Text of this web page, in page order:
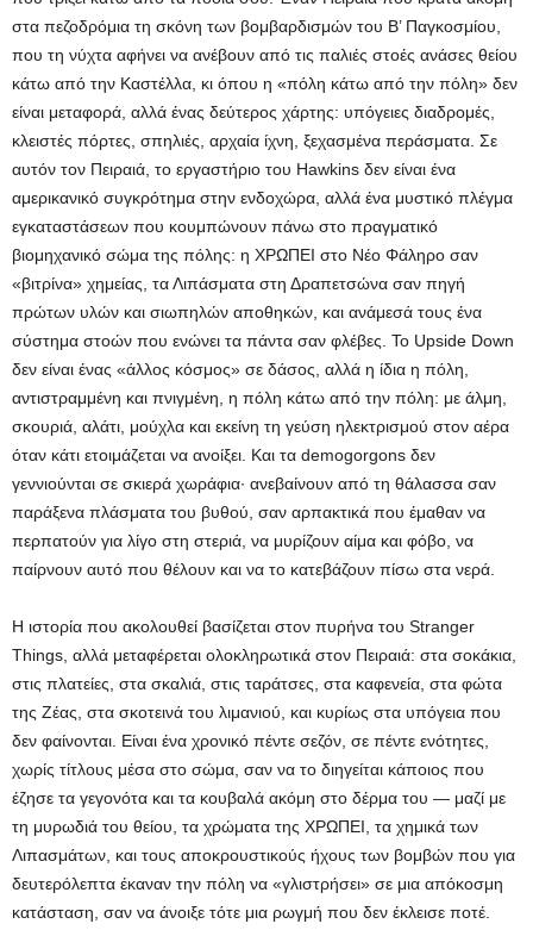
στα πεζοδρόμια τη σκόνη των βομβαρδισμών του Β’ Παγκοσμίου,
που τη νύχτα αφήνει να ανέβουν από τις παλιές στοές ανάσες θείου
κάτω από την Καστέλλα, κι όπου η «πόλη κάτω από την πόλη» δεν
είναι μεταφορά, αλλά ένας δεύτερος χάρτης: υπόγειες διαδρομές,
κλειστές πόρτες, σπηλιές, αρχαία ίχνη, ξεχασμένα περάσματα. Σε
αυτόν τον Πειραιά, το εργαστήριο του Hawkins δεν είναι ένα
αμερικανικό συγκρότημα στην ενδοχώρα, αλλά ένα μυστικό πλέγμα
εγκαταστάσεων που κουμπώνουν πάνω στο πραγματικό
βιομηχανικό σώμα της πόλης: η ΧΡΩΠΕΙ στο Νέο Φάληρο σαν
«βιτρίνα» χημείας, τα Λιπάσματα στη Δραπετσώνα σαν πηγή
πρώτων υλών και σιωπηλών αποθηκών, και ανάμεσά τους ένα
σύστημα στοών που ενώνει τα πάντα σαν φλέβες. Το Upside Down
δεν είναι ένας «άλλος κόσμος» σε δάσος, αλλά η ίδια η πόλη,
αντιστραμμένη και πνιγμένη, η πόλη κάτω από την πόλη: με άλμη,
σκουριά, αλάτι, μούχλα και εκείνη τη γεύση ηλεκτρισμού στον αέρα
όταν κάτι ετοιμάζεται να ανοίξει. Και τα demogorgons δεν
γεννιούνται σε σκιερά χωράφια· ανεβαίνουν από τη θάλασσα σαν
παράξενα πλάσματα του βυθού, σαν αρπακτικά που έμαθαν να
περπατούν για λίγο στη στεριά, να μυρίζουν αίμα και φόβο, να
παίρνουν αυτό που θέλουν και να το κατεβάζουν πίσω στα νερά.
Η ιστορία που ακολουθεί βασίζεται στον πυρήνα του Stranger
Things, αλλά μεταφέρεται ολοκληρωτικά στον Πειραιά: στα σοκάκια,
στις πλατείες, στα σκαλιά, στις ταράτσες, στα καφενεία, στα φώτα
της Ζέας, στα σκοτεινά του λιμανιού, και κυρίως στα υπόγεια που
δεν φαίνονται. Είναι ένα χρονικό πέντε σεζόν, σε πέντε ενότητες,
χωρίς τίτλους μέσα στο σώμα, σαν να το διηγείται κάποιος που
έζησε τα γεγονότα και τα κουβαλά ακόμη στο δέρμα του — μαζί με
τη μυρωδιά του θείου, τα χρώματα της ΧΡΩΠΕΙ, τα χημικά των
Λιπασμάτων, και τους αποκρουστικούς ήχους των βομβών που για
δευτερόλεπτα έκαναν την πόλη να «γλιστρήσει» σε μια απόκοσμη
κατάσταση, σαν να άνοιξε τότε μια ρωγμή που δεν έκλεισε ποτέ.